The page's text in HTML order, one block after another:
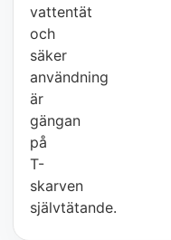
vattentät
och
säker
användning
är
gängan
på
T-
skarven
självtätande.